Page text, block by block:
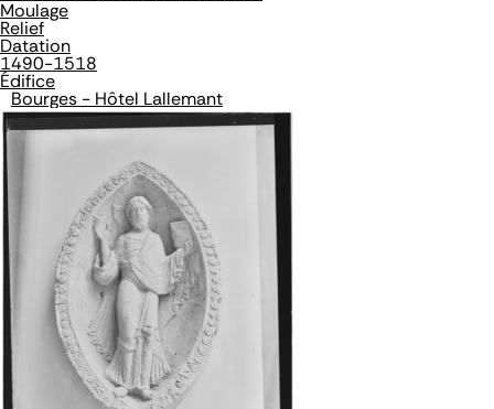
Moulage
Relief
Datation
1490-1518
Édifice
Bourges - Hôtel Lallemant